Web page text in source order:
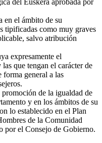
del Euskera aprobada por
en el ámbito de su
tipificadas como muy graves
salvo atribución
expresamente el
que tengan el carácter de
forma general a las
de la igualdad de
y en los ámbitos de su
lo establecido en el Plan
de la Comunidad
por el Consejo de Gobierno.